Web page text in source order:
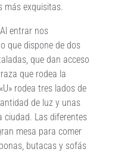
más exquisitas.
entrar nos
que dispone de dos
que dan acceso
que rodea la
rodea tres lados de
de luz y unas
ciudad. Las diferentes
mesa para comer
butacas y sofás